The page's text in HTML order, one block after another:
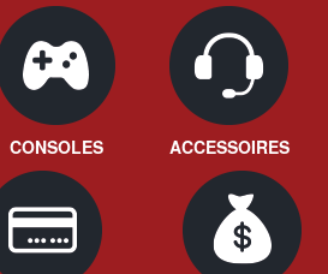
CONSOLES ACCESSOIRES